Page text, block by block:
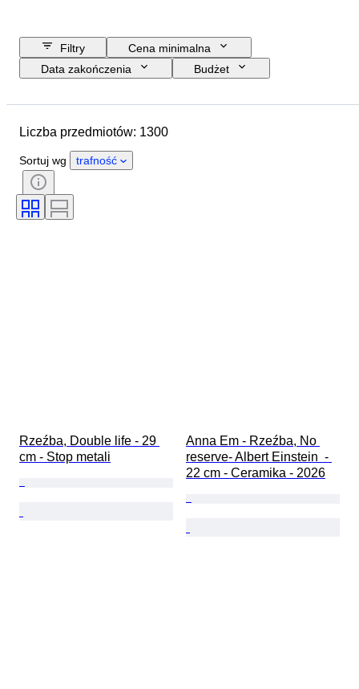
Filtry
Cena minimalna
Data zakończenia
Budżet
Kraj pochodzenia
Stan
Certyfikacja
Podpis
Artysta
Liczba przedmiotów: 1300
Sortuj wg trafność
Rzeźba, Double life - 29
cm - Stop metali
Anna Em - Rzeźba, No
reserve- Albert Einstein  -
22 cm - Ceramika - 2026